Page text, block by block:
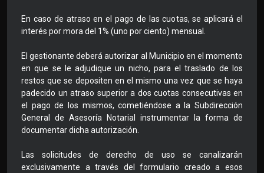
En caso de atraso en el pago de las cuotas, se aplicará el
interés por mora del 1% (uno por ciento) mensual.
El gestionante deberá autorizar al Municipio en el momento
en que se le adjudique un nicho, para el traslado de los
restos que se depositen en el mismo una vez que se haya
padecido un atraso superior a dos cuotas consecutivas en
el pago de los mismos, cometiéndose a la Subdirección
General de Asesoría Notarial instrumentar la forma de
documentar dicha autorización.
Las solicitudes de derecho de uso se canalizarán
exclusivamente a través del formulario creado a esos